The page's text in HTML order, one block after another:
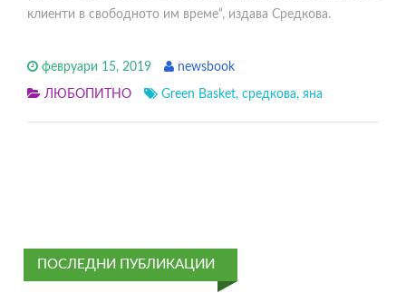
клиенти в свободното им време“, издава Средкова.
февруари 15, 2019 newsbook
ЛЮБОПИТНО Green Bаsket, средкова, яна
ПОСЛЕДНИ ПУБЛИКАЦИИ